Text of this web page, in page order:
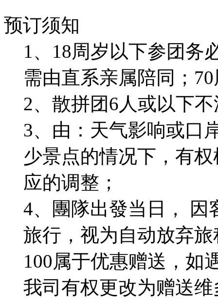
预订须知
1、18周岁以下参团务
需由直系亲属陪同；
2、散拼团6人或以下
3、由：天气影响或口
少景点的情况下，有
应的调整；
4、團隊出發当日， 因
旅行，视为自动放弃
100属于优惠赠送，如
我司有权更改为赠送